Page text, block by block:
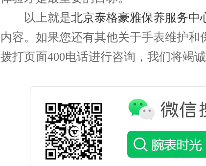
以上就是北京泰格豪雅保养服务中
内容。如果您还有其他关于手表维护和
拨打页面400电话进行咨询，我们将竭诚